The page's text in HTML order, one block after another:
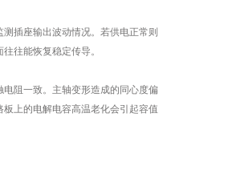
插座输出波动情况。若供电正常则
往能恢复稳定传导。
阻一致。主轴变形造成的同心度偏
上的电解电容高温老化会引起容值